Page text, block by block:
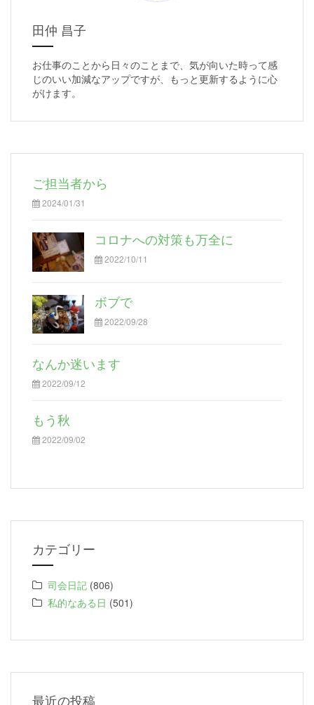
田仲 昌子
お仕事のことから日々のことまで、気が向いた時って感
じのいい加減なアップですが、もっと更新するように心
がけます。
ご担当者から
2024/01/31
コロナへの対策も万全に
2022/10/11
ボブで
2022/09/28
なんか迷います
2022/09/12
もう秋
2022/09/02
カテゴリー
司会日記 (806)
私的なある日 (501)
最近の投稿